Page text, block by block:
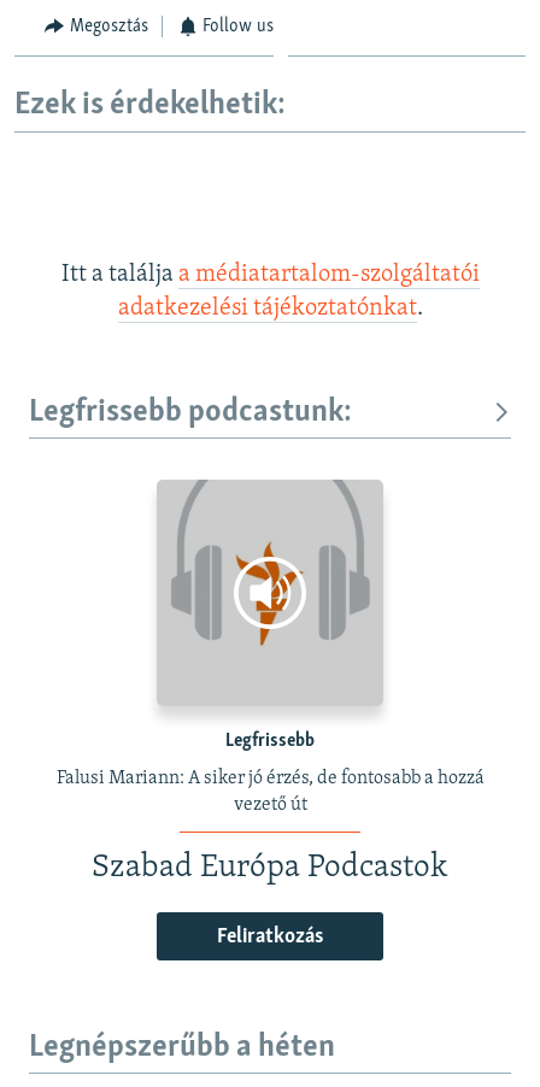
Megosztás Follow us
Ezek is érdekelhetik:
Itt a találja a médiatartalom-szolgáltatói
adatkezelési tájékoztatónkat.
Legfrissebb podcastunk:
Legfrissebb
Falusi Mariann: A siker jó érzés, de fontosabb a hozzá
vezető út
Szabad Európa Podcastok
Feliratkozás
Legnépszerűbb a héten